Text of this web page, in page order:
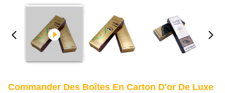
Commander Des Boîtes En Carton D'or De Luxe